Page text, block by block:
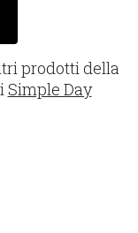
prodotti della
Simple Day